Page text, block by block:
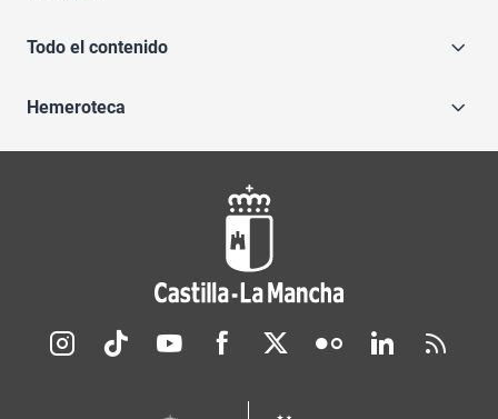
Todo el contenido
Hemeroteca
Redes sociales JCCM